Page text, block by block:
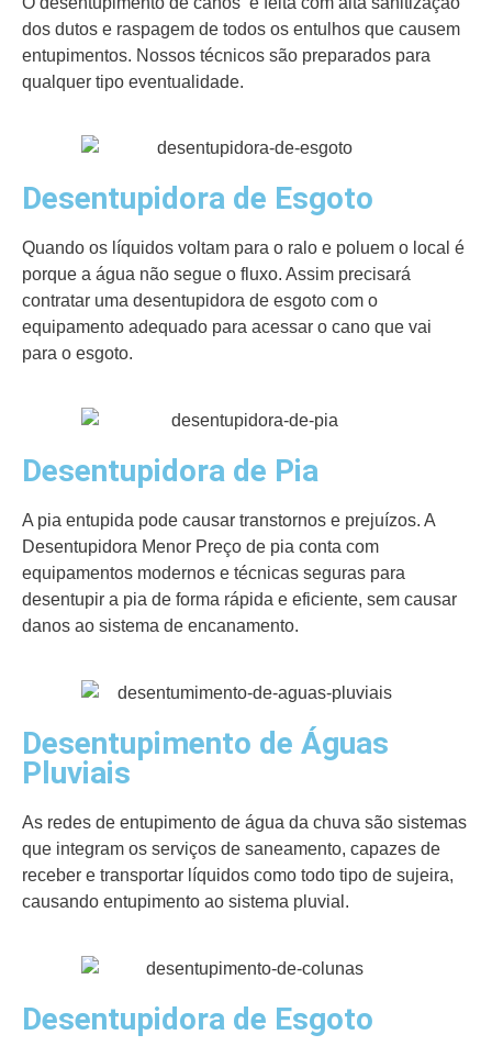
dos dutos e raspagem de todos os entulhos que causem
entupimentos. Nossos técnicos são preparados para
qualquer tipo eventualidade.
Desentupidora de Esgoto
Quando os líquidos voltam para o ralo e poluem o local é
porque a água não segue o fluxo. Assim precisará
contratar uma desentupidora de esgoto com o
equipamento adequado para acessar o cano que vai
para o esgoto.
Desentupidora de Pia
A pia entupida pode causar transtornos e prejuízos. A
Desentupidora Menor Preço de pia conta com
equipamentos modernos e técnicas seguras para
desentupir a pia de forma rápida e eficiente, sem causar
danos ao sistema de encanamento.
Desentupimento de Águas
Pluviais
As redes de entupimento de água da chuva são sistemas
que integram os serviços de saneamento, capazes de
receber e transportar líquidos como todo tipo de sujeira,
causando entupimento ao sistema pluvial.
Desentupidora de Esgoto